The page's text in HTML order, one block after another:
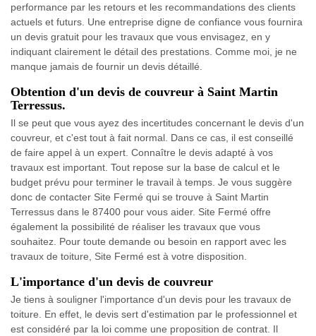
performance par les retours et les recommandations des clients
actuels et futurs. Une entreprise digne de confiance vous fournira
un devis gratuit pour les travaux que vous envisagez, en y
indiquant clairement le détail des prestations. Comme moi, je ne
manque jamais de fournir un devis détaillé.
Obtention d'un devis de couvreur à Saint Martin
Terressus.
Il se peut que vous ayez des incertitudes concernant le devis d'un
couvreur, et c'est tout à fait normal. Dans ce cas, il est conseillé
de faire appel à un expert. Connaître le devis adapté à vos
travaux est important. Tout repose sur la base de calcul et le
budget prévu pour terminer le travail à temps. Je vous suggère
donc de contacter Site Fermé qui se trouve à Saint Martin
Terressus dans le 87400 pour vous aider. Site Fermé offre
également la possibilité de réaliser les travaux que vous
souhaitez. Pour toute demande ou besoin en rapport avec les
travaux de toiture, Site Fermé est à votre disposition.
L'importance d'un devis de couvreur
Je tiens à souligner l'importance d'un devis pour les travaux de
toiture. En effet, le devis sert d'estimation par le professionnel et
est considéré par la loi comme une proposition de contrat. Il